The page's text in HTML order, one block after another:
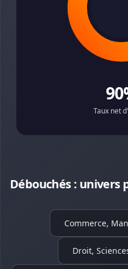
Taux net
Débouchés : univers
Commerce,
Droit,